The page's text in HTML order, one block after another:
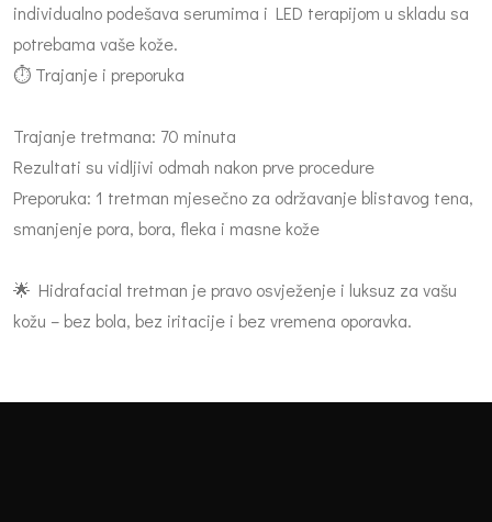
individualno podešava serumima i LED terapijom u skladu sa
potrebama vaše kože.
⏱ Trajanje i preporuka
Trajanje tretmana: 70 minuta
Rezultati su vidljivi odmah nakon prve procedure
Preporuka: 1 tretman mjesečno za održavanje blistavog tena,
smanjenje pora, bora, fleka i masne kože
🌟 Hidrafacial tretman je pravo osvježenje i luksuz za vašu
kožu – bez bola, bez iritacije i bez vremena oporavka.